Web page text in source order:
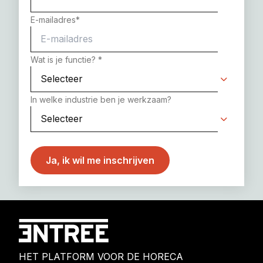
E-mailadres*
Wat is je functie? *
In welke industrie ben je werkzaam?
HET PLATFORM VOOR DE HORECA